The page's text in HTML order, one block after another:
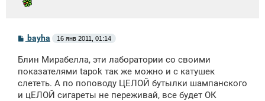
С
о
б
щ
н
и
bayha 16 янв 2011, 01:14
Блин Мирабелла, эти лаборатории со своими
показателями tapok так же можно и с катушек
слететь. А по поповоду ЦЕЛОЙ бутылки шампанского
и цЕЛОЙ сигареты не переживай, все будет ОК